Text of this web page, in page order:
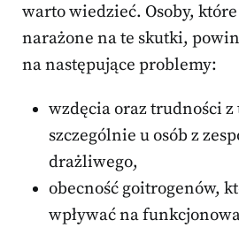
warto wiedzieć. Osoby,
narażone na te skutki,
na następujące problemy:
wzdęcia oraz trudności
szczególnie u osób z
drażliwego,
obecność goitrogenów,
wpływać na